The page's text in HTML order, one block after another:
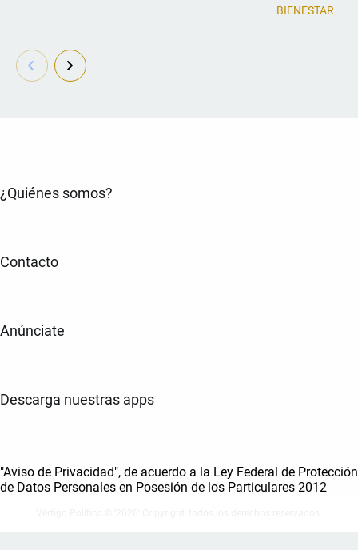
BIENESTAR
¿Quiénes somos?
Contacto
Anúnciate
Descarga nuestras apps
"Aviso de Privacidad", de acuerdo a la Ley Federal de Protección
de Datos Personales en Posesión de los Particulares 2012